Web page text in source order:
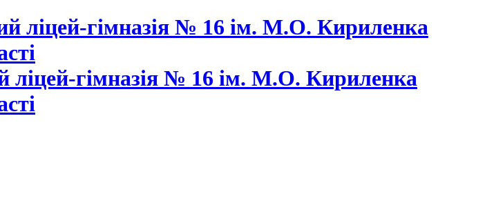
ліцей-гімназія № 16 ім. М.О. Кириленка